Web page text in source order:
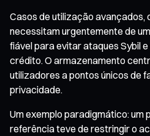
Casos de utilização avançados,
necessitam urgentemente de
fiável para evitar ataques Sybil
crédito. O armazenamento
utilizadores a pontos únicos de
privacidade.
Um exemplo paradigmático: um
referência teve de restringir o